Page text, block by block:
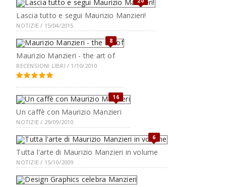
Lascia tutto e segui Maurizio Manzieri!
NOTIZIE / 15/04/2015
8
Maurizio Manzieri - the art of
RECENSIONI LIBRI / 1/10/2010
16
Un caffè con Maurizio Manzieri
NOTIZIE / 29/09/2010
6
Tutta l'arte di Maurizio Manzieri in volume
NOTIZIE / 15/10/2009